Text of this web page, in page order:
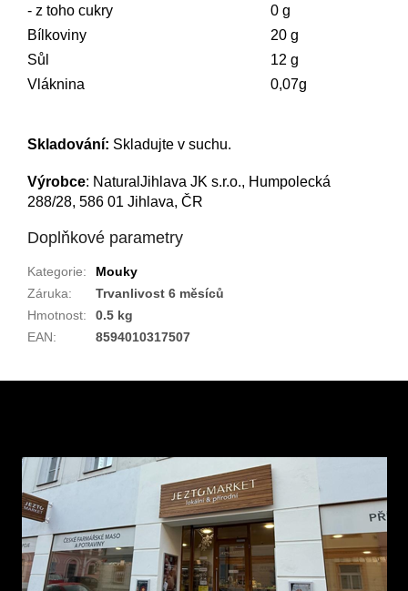
- z toho cukry
0 g
Bílkoviny
20 g
Sůl
12 g
Vláknina
0,07g
Skladování: Skladujte v suchu.
Výrobce: NaturalJihlava JK s.r.o., Humpolecká
288/28, 586 01 Jihlava, ČR
Doplňkové parametry
Kategorie:
Mouky
Záruka:
Trvanlivost 6 měsíců
Hmotnost:
0.5 kg
EAN: 8594010317507